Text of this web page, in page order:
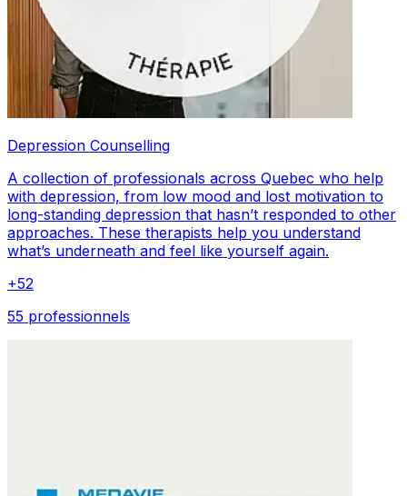
Depression Counselling
A collection of professionals across Quebec who help
with depression, from low mood and lost motivation to
long-standing depression that hasn’t responded to other
approaches. These therapists help you understand
what’s underneath and feel like yourself again.
+52
55 professionnels